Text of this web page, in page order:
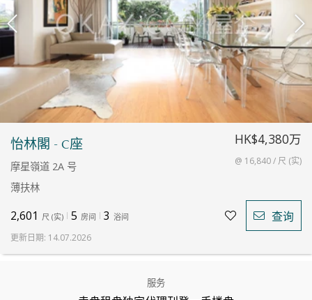
怡林閣 - C座
摩星嶺道 2A 号
薄扶林
HK$4,380万
@ 16,840 / 尺 (实)
2,601 尺 (实) 5 房间 3 浴间 查询
更新日期: 14.07.2026
服务